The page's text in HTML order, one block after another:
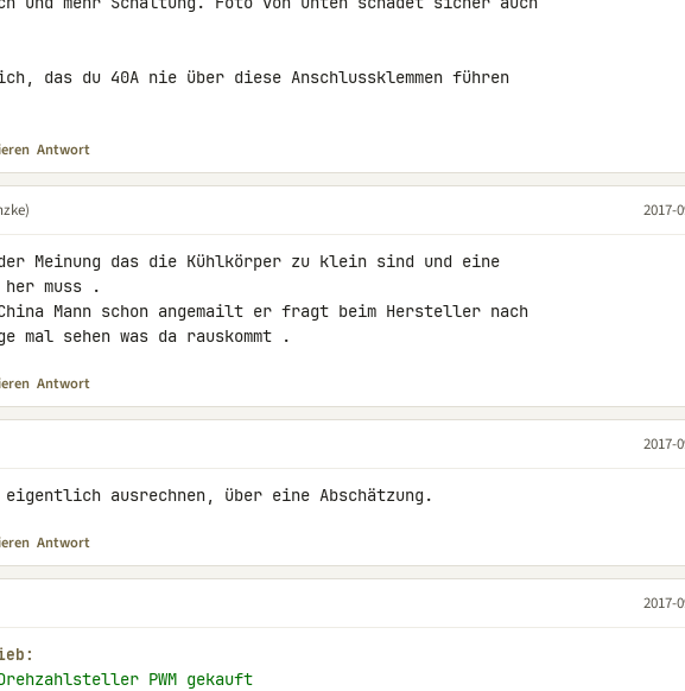
das du 40A nie über diese Anschlussklemmen führen
Antwort
2017-
Meinung das die Kühlkörper zu klein sind und eine
her muss .
Mann schon angemailt er fragt beim Hersteller nach
mal sehen was da rauskommt .
Antwort
2017-
eigentlich ausrechnen, über eine Abschätzung.
Antwort
2017-
PWM gekauft